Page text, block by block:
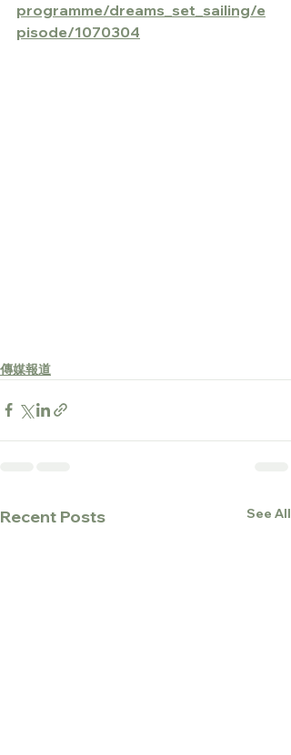
programme/dreams_set_sailing/e
pisode/1070304
傳媒報道
Recent Posts See All